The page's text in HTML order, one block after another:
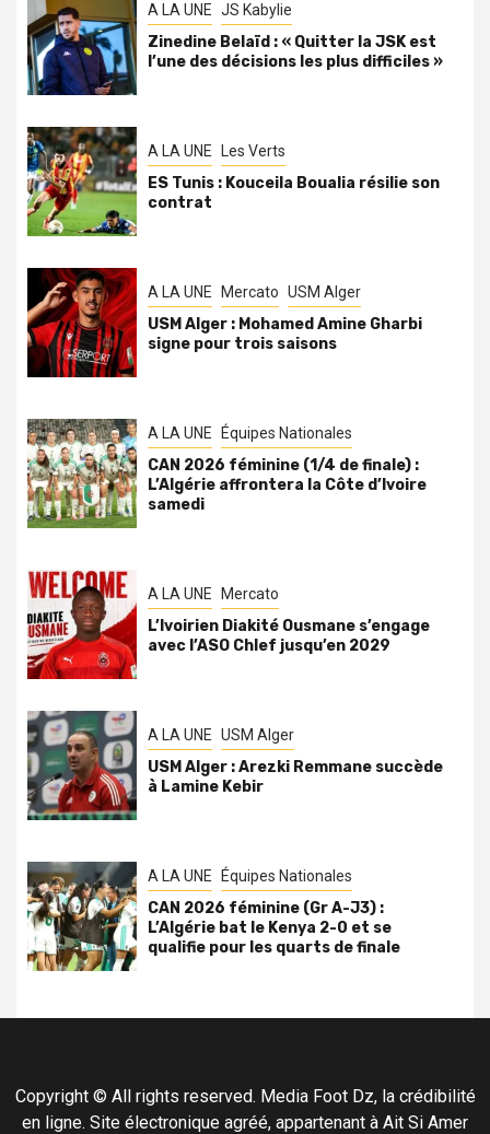
A LA UNE JS Kabylie
Zinedine Belaïd : « Quitter la JSK est
l’une des décisions les plus difficiles »
A LA UNE Les Verts
ES Tunis : Kouceila Boualia résilie son
contrat
A LA UNE Mercato USM Alger
USM Alger : Mohamed Amine Gharbi
signe pour trois saisons
A LA UNE Équipes Nationales
CAN 2026 féminine (1/4 de finale) :
L’Algérie affrontera la Côte d’Ivoire
samedi
A LA UNE Mercato
L’Ivoirien Diakité Ousmane s’engage
avec l’ASO Chlef jusqu’en 2029
A LA UNE USM Alger
USM Alger : Arezki Remmane succède
à Lamine Kebir
A LA UNE Équipes Nationales
CAN 2026 féminine (Gr A-J3) :
L’Algérie bat le Kenya 2-0 et se
qualifie pour les quarts de finale
Copyright © All rights reserved. Media Foot Dz, la crédibilité
en ligne. Site électronique agréé, appartenant à Ait Si Amer